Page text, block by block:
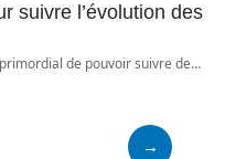
suivre l’évolution des
de pouvoir suivre de…